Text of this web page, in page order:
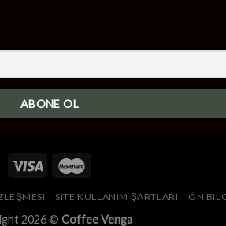
SITE KULLANIM ŞARTLARI ÖN
2026 © Coffee Venga